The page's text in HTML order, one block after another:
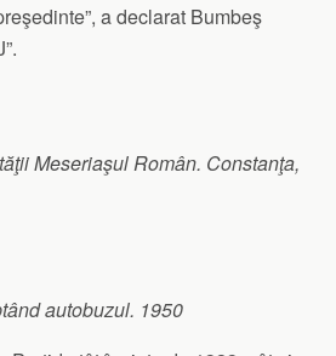
a declarat Bumbeş
Meseriaşul Român. Constanţa,
autobuzul. 1950